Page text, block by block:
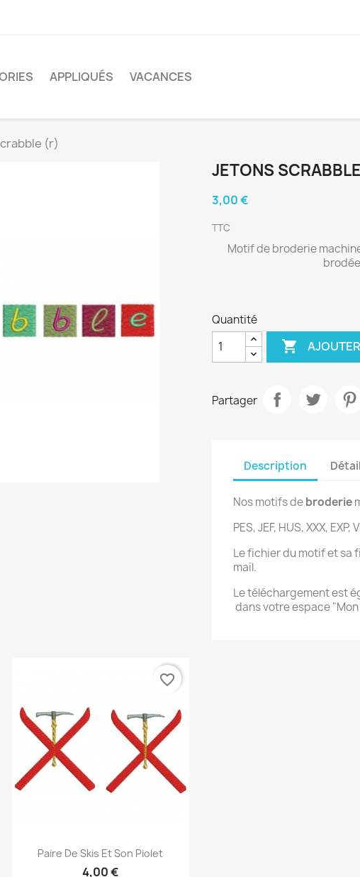
APPLIQUÉS VACANCES
(r)
JETONS
3,00 €
TTC
Motif de broderie
Quantité

Partager
Description
Nos motifs debroderie
PES, JEF, HUS, XXX, EXP,
Le fichier du motif et sa
mail.
Le téléchargement est
dans votre espace
Aperçu rapide
Paire De Skis Et Son Piolet
4,00 €
favorite_border